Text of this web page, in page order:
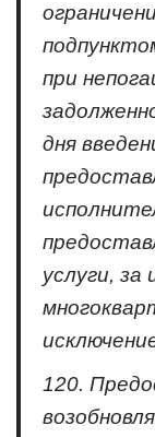
при
дня
услуги, за
120.